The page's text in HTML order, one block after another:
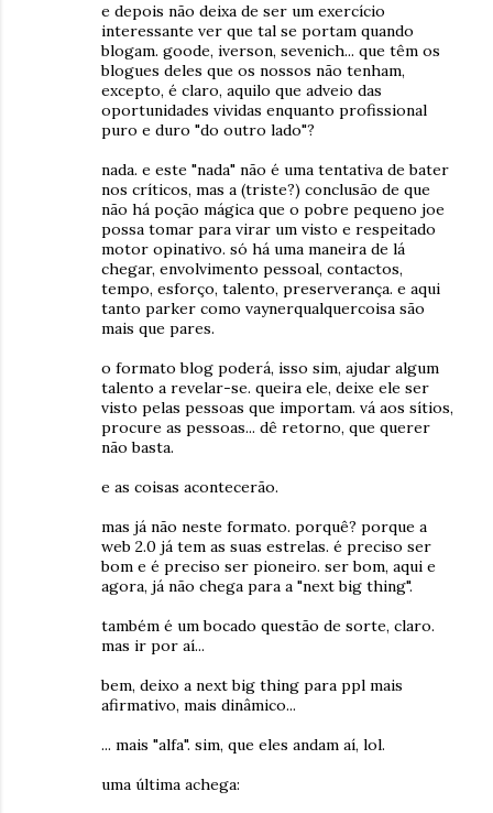
e depois não deixa de ser um exercício
interessante ver que tal se portam quando
blogam. goode, iverson, sevenich... que têm os
blogues deles que os nossos não tenham,
excepto, é claro, aquilo que adveio das
oportunidades vividas enquanto profissional
puro e duro "do outro lado"?
nada. e este "nada" não é uma tentativa de bater
nos críticos, mas a (triste?) conclusão de que
não há poção mágica que o pobre pequeno joe
possa tomar para virar um visto e respeitado
motor opinativo. só há uma maneira de lá
chegar, envolvimento pessoal, contactos,
tempo, esforço, talento, preserverança. e aqui
tanto parker como vaynerqualquercoisa são
mais que pares.
o formato blog poderá, isso sim, ajudar algum
talento a revelar-se. queira ele, deixe ele ser
visto pelas pessoas que importam. vá aos sítios,
procure as pessoas... dê retorno, que querer
não basta.
e as coisas acontecerão.
mas já não neste formato. porquê? porque a
web 2.0 já tem as suas estrelas. é preciso ser
bom e é preciso ser pioneiro. ser bom, aqui e
agora, já não chega para a "next big thing".
também é um bocado questão de sorte, claro.
mas ir por aí...
bem, deixo a next big thing para ppl mais
afirmativo, mais dinâmico...
... mais "alfa". sim, que eles andam aí, lol.
uma última achega: